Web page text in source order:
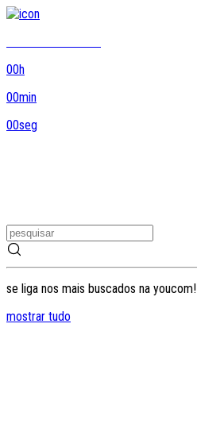
00h
00min
00seg
se liga nos mais buscados na youcom!
mostrar tudo